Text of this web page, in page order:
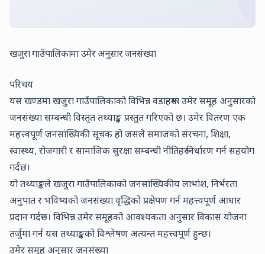
खजुरा गाउँपालिकामा उमेर अनुसार जनसंख्या
परिचय
यस खण्डमा खजुरा गाउँपालिकाको विभिन्न वडाहरूमा उमेर समूह अनुसारको
जनसंख्या सम्बन्धी विस्तृत तथ्याङ्क प्रस्तुत गरिएको छ। उमेर वितरण एक
महत्त्वपूर्ण जनसांख्यिकी सूचक हो जसले समाजको संरचना, शिक्षा,
स्वास्थ्य, रोजगारी र सामाजिक सुरक्षा सम्बन्धी नीतिहरू निर्धारण गर्न सहयोग
गर्दछ।
यो तथ्याङ्कले खजुरा गाउँपालिकाको जनसांख्यिकीय लाभांश, निर्भरता
अनुपात र भविष्यको जनसंख्या वृद्धिको प्रक्षेपण गर्न महत्त्वपूर्ण आधार
प्रदान गर्दछ। विभिन्न उमेर समूहको आवश्यकता अनुसार विकास योजना
तर्जुमा गर्न यस तथ्याङ्कको विश्लेषण अत्यन्त महत्त्वपूर्ण हुन्छ।
उमेर समूह अनुसार जनसंख्या